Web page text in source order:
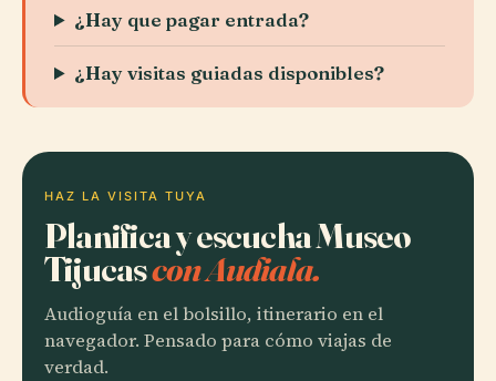
¿Hay que pagar entrada?
¿Hay visitas guiadas disponibles?
HAZ LA VISITA TUYA
Planifica y escucha Museo
Tijucascon Audiala.
Audioguía en el bolsillo, itinerario en el
navegador. Pensado para cómo viajas de
verdad.